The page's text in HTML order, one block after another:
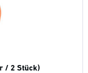
/ 2 Stück)